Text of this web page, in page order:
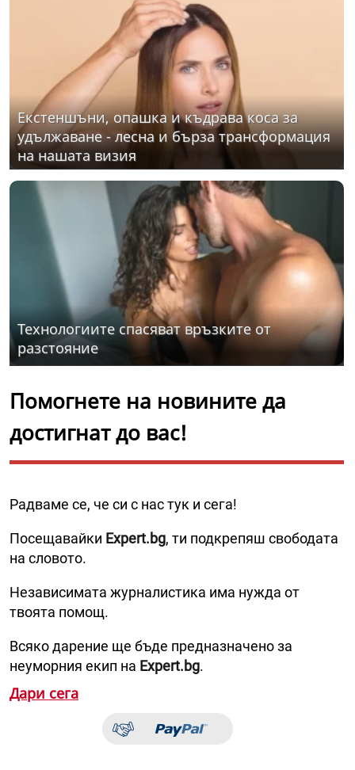
Екстеншъни, опашка и къдрава коса за
удължаване - лесна и бърза трансформация
на нашата визия
Технологиите спасяват връзките от
разстояние
Помогнете на новините да
достигнат до вас!
Радваме се, че си с нас тук и сега!
Посещавайки Expert.bg, ти подкрепяш свободата
на словото.
Независимата журналистика има нужда от
твоята помощ.
Всяко дарение ще бъде предназначено за
неуморния екип на Expert.bg.
Дари сега